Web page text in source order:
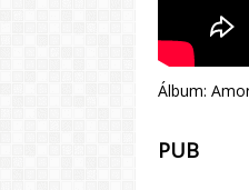
Álbum:
PUB